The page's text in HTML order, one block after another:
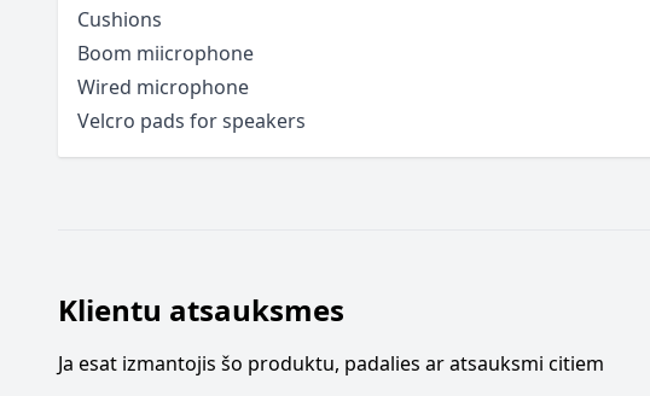
Cushions
Boom miicrophone
Wired microphone
Velcro pads for speakers
Klientu atsauksmes
Ja esat izmantojis šo produktu, padalies ar atsauksmi citiem